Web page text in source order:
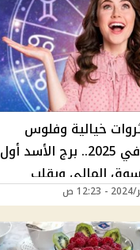
خيالية وفلوس
ومكاسب ضخمة في 2025.. برج الأسد أول
المالي ويقلب